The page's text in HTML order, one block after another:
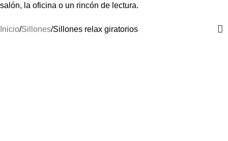
salón, la oficina o un rincón de lectura.
Inicio Sillones Sillones relax giratorios